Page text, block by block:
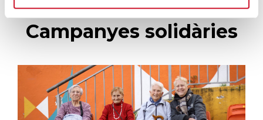
Campanyes solidàries